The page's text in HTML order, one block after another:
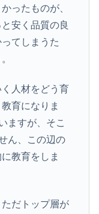
ったものが、
安く品質の良
てしまうた
人材をどう育
育になりま
ますが、そこ
ん、この辺の
教育をしま
だトップ層が